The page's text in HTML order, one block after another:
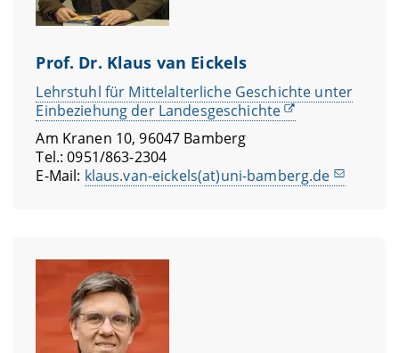
Prof. Dr. Klaus van Eickels
Lehrstuhl für Mittelalterliche Geschichte unter
Einbeziehung der Landesgeschichte
Am Kranen 10, 96047 Bamberg
Tel.: 0951/863-2304
E-Mail: klaus.van-eickels(at)uni-bamberg.de